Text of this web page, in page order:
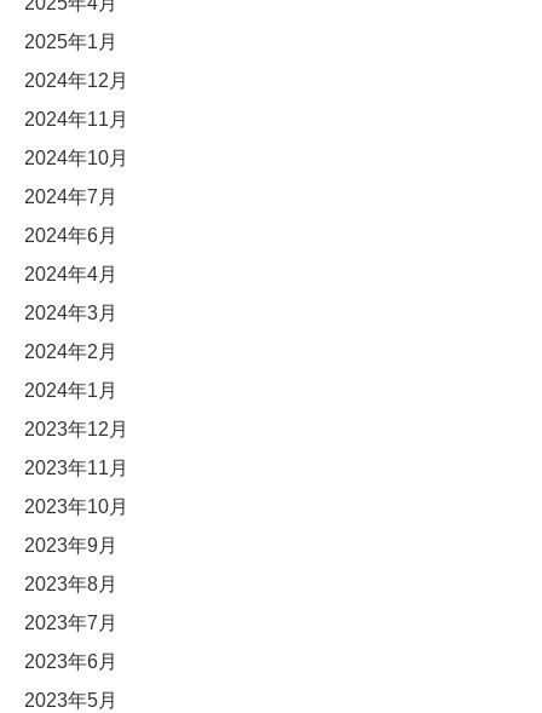
2025年1月
2024年12月
2024年11月
2024年10月
2024年7月
2024年6月
2024年4月
2024年3月
2024年2月
2024年1月
2023年12月
2023年11月
2023年10月
2023年9月
2023年8月
2023年7月
2023年6月
2023年5月